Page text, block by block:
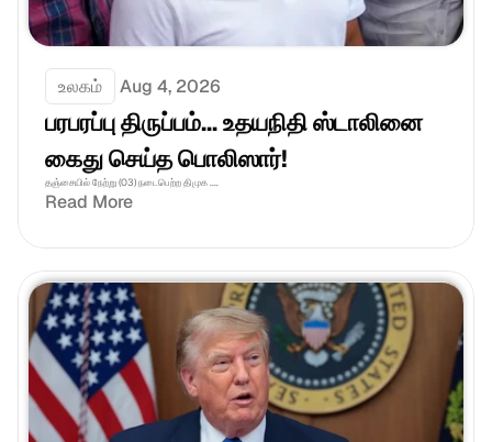
உலகம் Aug 4, 2026
பரபரப்பு திருப்பம்... உதயநிதி ஸ்டாலினை
கைது செய்த பொலிஸார்!
தஞ்சையில் நேற்று (03) நடைபெற்ற திமுக ....
Read More